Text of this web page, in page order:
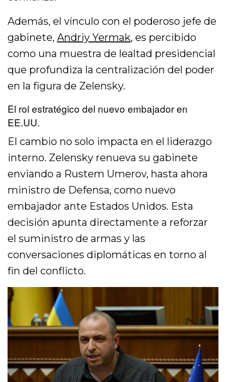
Además, el vínculo con el poderoso jefe de
gabinete,Andriy Yermak, es percibido
como una muestra de lealtad presidencial
que profundiza la centralización del poder
en la figura de Zelensky.
El rol estratégico del nuevo embajador en
EE.UU.
El cambio no solo impacta en el liderazgo
interno. Zelensky renueva su gabinete
enviando a Rustem Umerov, hasta ahora
ministro de Defensa, como nuevo
embajador ante Estados Unidos. Esta
decisión apunta directamente a reforzar
el suministro de armas y las
conversaciones diplomáticas en torno al
fin del conflicto.